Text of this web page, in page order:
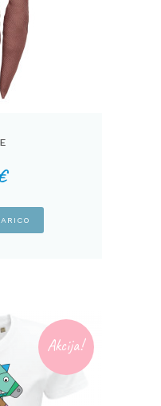
Akcija!